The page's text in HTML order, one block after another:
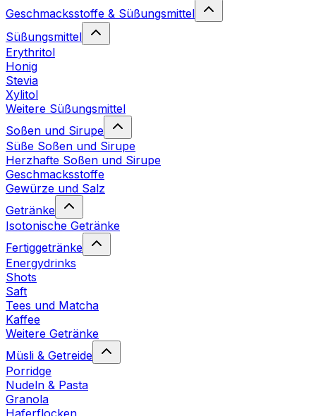
Geschmacksstoffe & Süßungsmittel
Süßungsmittel
Erythritol
Honig
Stevia
Xylitol
Weitere Süßungsmittel
Soßen und Sirupe
Süße Soßen und Sirupe
Herzhafte Soßen und Sirupe
Geschmacksstoffe
Gewürze und Salz
Getränke
Isotonische Getränke
Fertiggetränke
Energydrinks
Shots
Saft
Tees und Matcha
Kaffee
Weitere Getränke
Müsli & Getreide
Porridge
Nudeln & Pasta
Granola